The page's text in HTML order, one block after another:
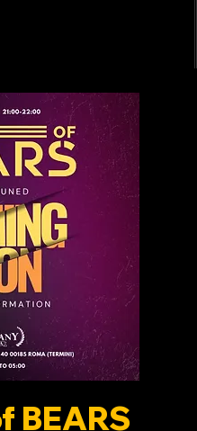
BEARS